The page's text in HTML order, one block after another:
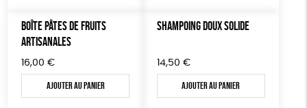
BOÎTE PÂTES DE FRUITS
ARTISANALES
16,00 €
Ajouter au panier
SHAMPOING DOUX SOLIDE
14,50 €
Ajouter au panier